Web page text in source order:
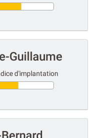
Guillaume
d'implantation